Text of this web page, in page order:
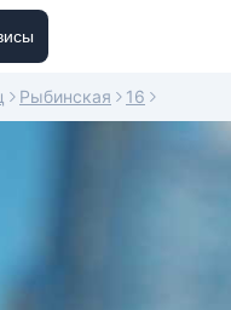
Рыбинская 16